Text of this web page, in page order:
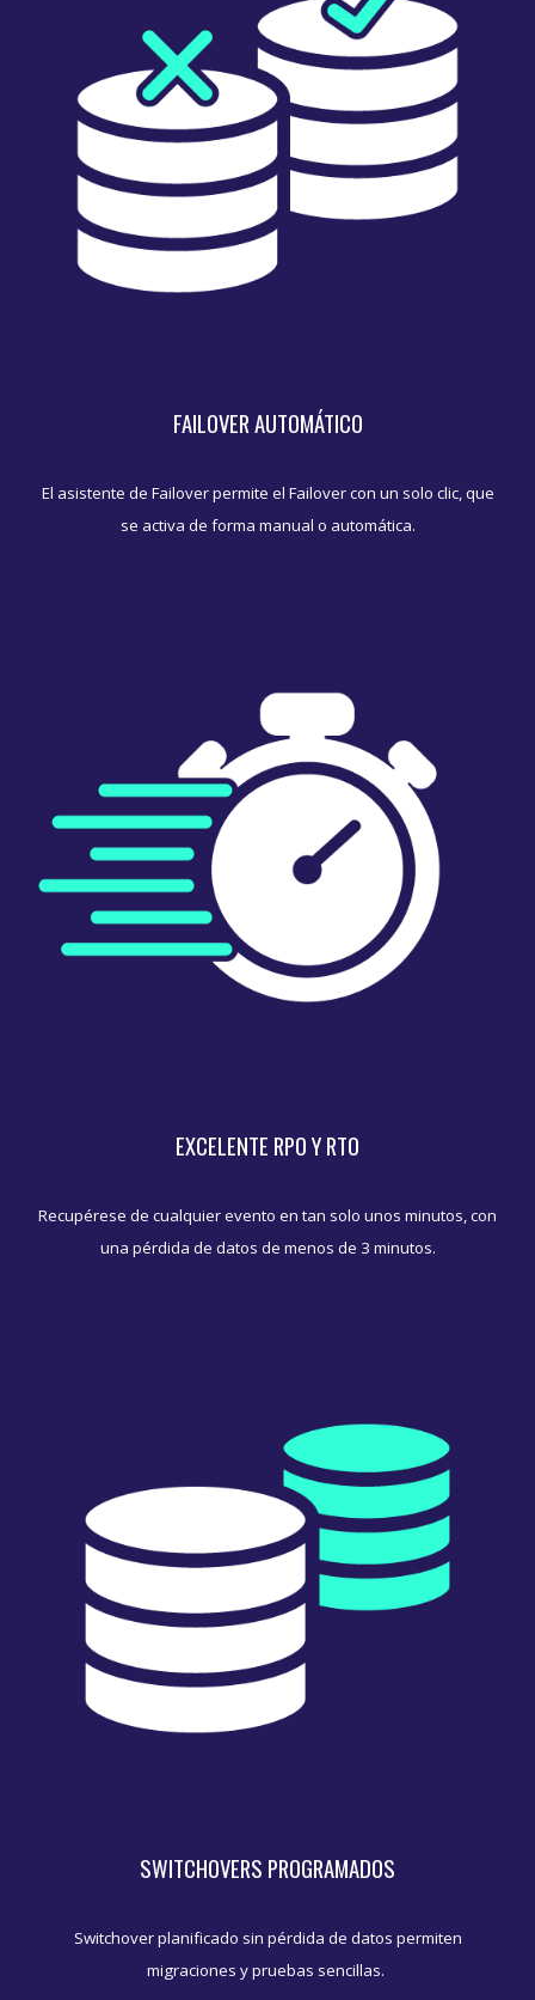
FAILOVER AUTOMÁTICO
El asistente de Failover permite el Failover con un solo clic, que
se activa de forma manual o automática.
EXCELENTE RPO Y RTO
Recupérese de cualquier evento en tan solo unos minutos, con
una pérdida de datos de menos de 3 minutos.
SWITCHOVERS PROGRAMADOS
Switchover planificado sin pérdida de datos permiten
migraciones y pruebas sencillas.